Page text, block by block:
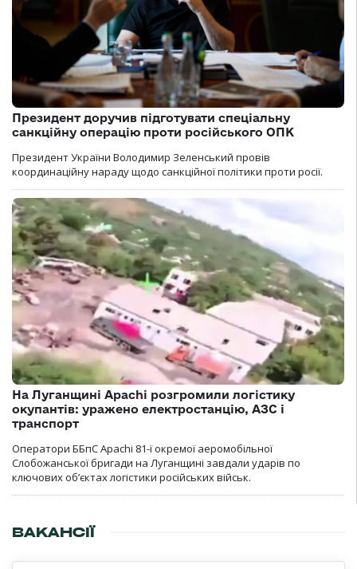
Президент доручив підготувати спеціальну
санкційну операцію проти російського ОПК
Президент України Володимир Зеленський провів
координаційну нараду щодо санкційної політики проти росії.
На Луганщині Apachi розгромили логістику
окупантів: уражено електростанцію, АЗС і
транспорт
Оператори ББпС Apachi 81-ї окремої аеромобільної
Слобожанської бригади на Луганщині завдали ударів по
ключових об’єктах логістики російських військ.
ВАКАНСІЇ